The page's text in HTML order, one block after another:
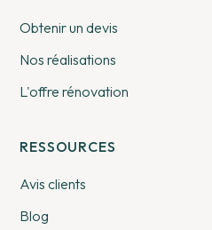
Obtenir un devis
Nos réalisations
L'offre rénovation
RESSOURCES
Avis clients
Blog